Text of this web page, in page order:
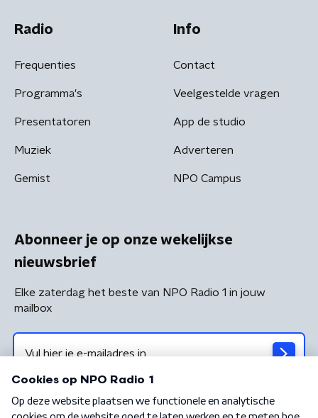
Radio
Frequenties
Programma's
Presentatoren
Muziek
Gemist
Info
Contact
Veelgestelde vragen
App de studio
Adverteren
NPO Campus
Abonneer je op onze wekelijkse
nieuwsbrief
Elke zaterdag het beste van NPO Radio 1 in jouw
mailbox